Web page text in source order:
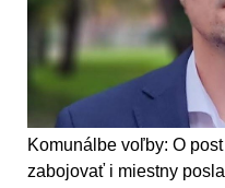
Komunálbe voľby: O
zabojovať i miestny